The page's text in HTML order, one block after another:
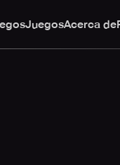
JuegosAcerca de